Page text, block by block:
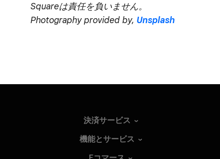
Squareは​責任を​負いません。​
Photography provided by, Unsplash
決済サービス
機能とサービス